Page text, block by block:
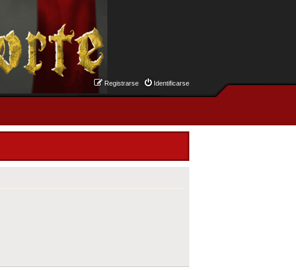
Identificarse
Registrarse